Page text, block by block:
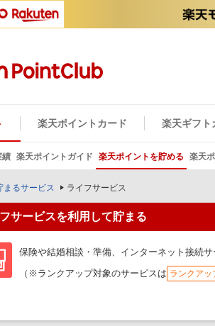
楽天ポイントカード 楽天ギフト
績 楽天ポイントガイド 楽天ポイントを貯める 楽天
まるサービス ライフサービス
サービスを利用して貯まる
保険や結婚相談・準備、インターネット接続
（※ランクアップ対象のサービスは ランクアッ